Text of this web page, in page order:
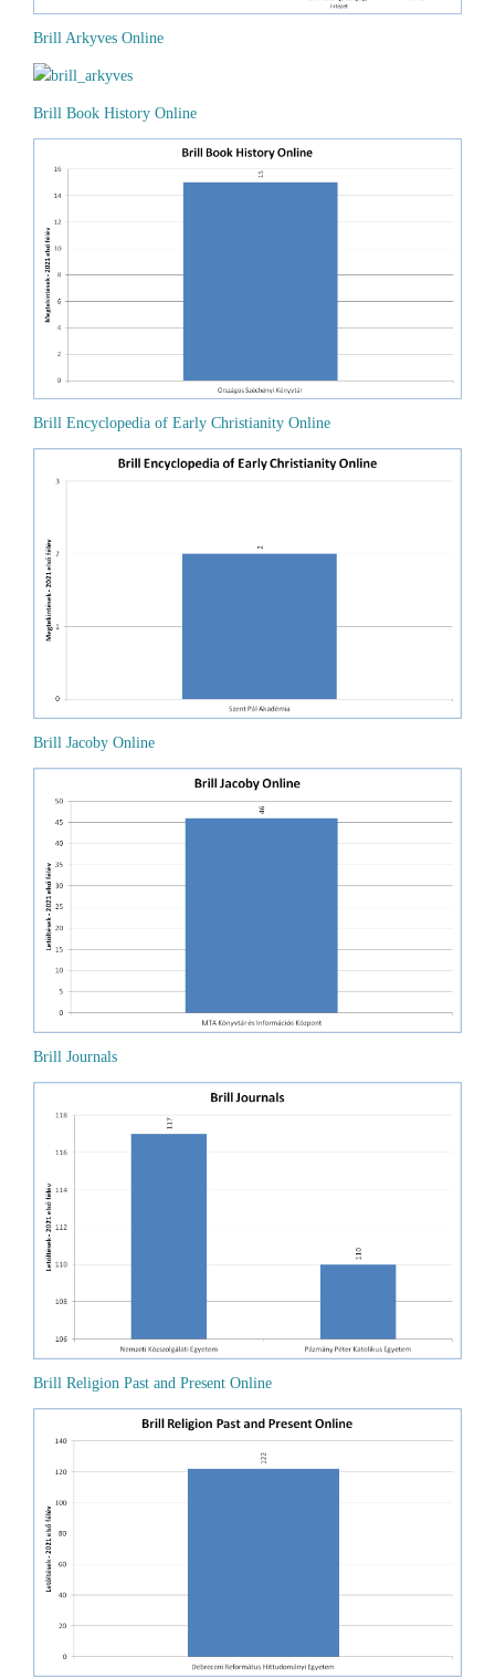
Brill Arkyves Online
Brill Book History Online
Brill Encyclopedia of Early Christianity Online
Brill Jacoby Online
Brill Journals
Brill Religion Past and Present Online